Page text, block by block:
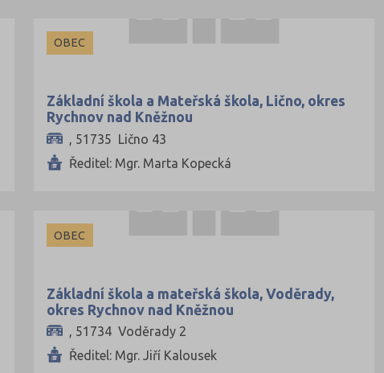
OBEC
Základní škola a Mateřská škola, Lično, okres
Rychnov nad Kněžnou
, 51735 Lično 43
Ředitel: Mgr. Marta Kopecká
OBEC
Základní škola a mateřská škola, Voděrady,
okres Rychnov nad Kněžnou
, 51734 Voděrady 2
Ředitel: Mgr. Jiří Kalousek